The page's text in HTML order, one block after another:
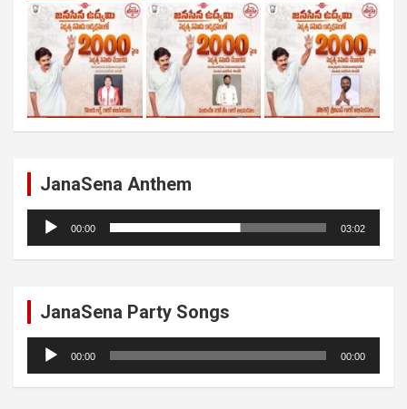
JanaSena Anthem
Audio
Player
00:00 03:02
JanaSena Party Songs
Audio
Player
00:00 00:00